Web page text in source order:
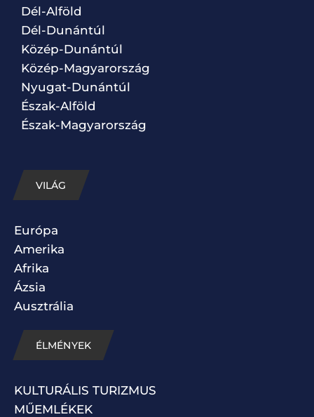
Dél-Alföld
Dél-Dunántúl
Közép-Dunántúl
Közép-Magyarország
Nyugat-Dunántúl
Észak-Alföld
Észak-Magyarország
VILÁG
Európa
Amerika
Afrika
Ázsia
Ausztrália
ÉLMÉNYEK
KULTURÁLIS TURIZMUS
MŰEMLÉKEK